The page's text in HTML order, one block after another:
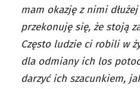
mam okazję z nimi
przekonuję się, że stoją
Często ludzie ci robili w
dla odmiany ich los
darzyć ich szacunkiem,